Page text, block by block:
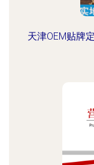
天津OEM贴牌